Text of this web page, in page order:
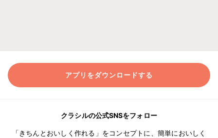
アプリをダウンロードする
クラシルの公式SNSをフォロー
「きちんとおいしく作れる」をコンセプトに、簡単においしく